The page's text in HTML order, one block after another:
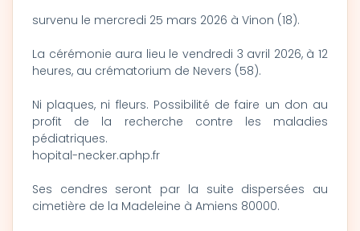
survenu le mercredi 25 mars 2026 à Vinon (18).
La cérémonie aura lieu le vendredi 3 avril 2026, à 12
heures, au crématorium de Nevers (58).
Ni plaques, ni fleurs. Possibilité de faire un don au
profit de la recherche contre les maladies
pédiatriques.
hopital-necker.aphp.fr
Ses cendres seront par la suite dispersées au
cimetière de la Madeleine à Amiens 80000.